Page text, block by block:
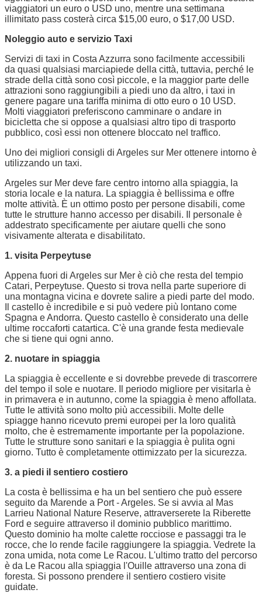
viaggiatori un euro o USD uno, mentre una settimana
illimitato pass costerà circa $15,00 euro, o $17,00 USD.
Noleggio auto e servizio Taxi
Servizi di taxi in Costa Azzurra sono facilmente accessibili
da quasi qualsiasi marciapiede della città, tuttavia, perché le
strade della città sono così piccole, e la maggior parte delle
attrazioni sono raggiungibili a piedi uno da altro, i taxi in
genere pagare una tariffa minima di otto euro o 10 USD.
Molti viaggiatori preferiscono camminare o andare in
bicicletta che si oppose a qualsiasi altro tipo di trasporto
pubblico, così essi non ottenere bloccato nel traffico.
Uno dei migliori consigli di Argeles sur Mer ottenere intorno è
utilizzando un taxi.
Argeles sur Mer deve fare centro intorno alla spiaggia, la
storia locale e la natura. La spiaggia è bellissima e offre
molte attività. È un ottimo posto per persone disabili, come
tutte le strutture hanno accesso per disabili. Il personale è
addestrato specificamente per aiutare quelli che sono
visivamente alterata e disabilitato.
1. visita Perpeytuse
Appena fuori di Argeles sur Mer è ciò che resta del tempio
Catari, Perpeytuse. Questo si trova nella parte superiore di
una montagna vicina e dovrete salire a piedi parte del modo.
Il castello è incredibile e si può vedere più lontano come
Spagna e Andorra. Questo castello è considerato una delle
ultime roccaforti catartica. C'è una grande festa medievale
che si tiene qui ogni anno.
2. nuotare in spiaggia
La spiaggia è eccellente e si dovrebbe prevede di trascorrere
del tempo il sole e nuotare. Il periodo migliore per visitarla è
in primavera e in autunno, come la spiaggia è meno affollata.
Tutte le attività sono molto più accessibili. Molte delle
spiagge hanno ricevuto premi europei per la loro qualità
molto, che è estremamente importante per la popolazione.
Tutte le strutture sono sanitari e la spiaggia è pulita ogni
giorno. Tutto è completamente ottimizzato per la sicurezza.
3. a piedi il sentiero costiero
La costa è bellissima e ha un bel sentiero che può essere
seguito da Marende a Port - Argeles. Se si avvia al Mas
Larrieu National Nature Reserve, attraverserete la Riberette
Ford e seguire attraverso il dominio pubblico marittimo.
Questo dominio ha molte calette rocciose e passaggi tra le
rocce, che lo rende facile raggiungere la spiaggia. Vedrete la
zona umida, nota come Le Racou. L'ultimo tratto del percorso
è da Le Racou alla spiaggia l'Ouille attraverso una zona di
foresta. Si possono prendere il sentiero costiero visite
guidate.